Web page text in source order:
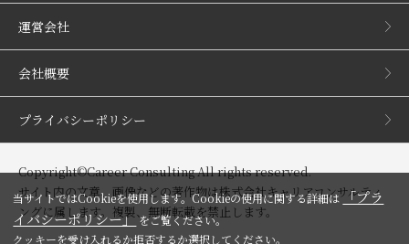
運営会社
会社概要
プライバシーポリシー
Copyright©Career Consulting All rights reserved.
サイト内の文章、画像などの著作物は株式会社キャリアコンサルティ
ングに属します。複製、無断転載を禁止します。
当サイトではCookieを使用します。Cookieの使用に関する詳細は「プラ
イバシーポリシー」をご覧ください。
クッキーを受け入れるか拒否するか選択してください。